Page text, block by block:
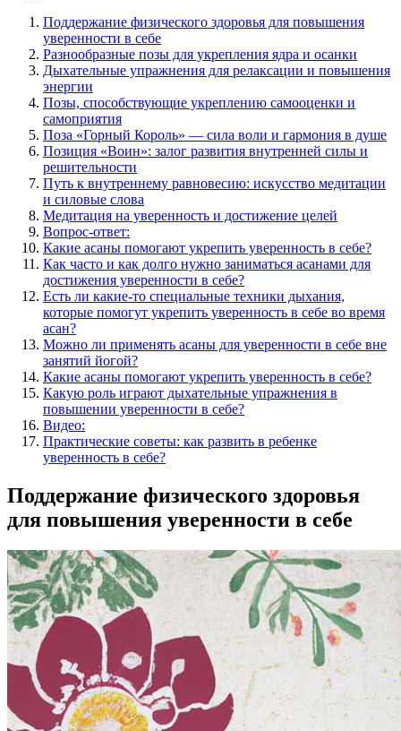
Поддержание физического здоровья для повышения
уверенности в себе
Разнообразные позы для укрепления ядра и осанки
Дыхательные упражнения для релаксации и повышения
энергии
Позы, способствующие укреплению самооценки и
самоприятия
Поза «Горный Король» — сила воли и гармония в душе
Позиция «Воин»: залог развития внутренней силы и
решительности
Путь к внутреннему равновесию: искусство медитации
и силовые слова
Медитация на уверенность и достижение целей
Вопрос-ответ:
Какие асаны помогают укрепить уверенность в себе?
Как часто и как долго нужно заниматься асанами для
достижения уверенности в себе?
Есть ли какие-то специальные техники дыхания,
которые помогут укрепить уверенность в себе во время
асан?
Можно ли применять асаны для уверенности в себе вне
занятий йогой?
Какие асаны помогают укрепить уверенность в себе?
Какую роль играют дыхательные упражнения в
повышении уверенности в себе?
Видео:
Практические советы: как развить в ребенке
уверенность в себе?
Поддержание физического здоровья
для повышения уверенности в себе